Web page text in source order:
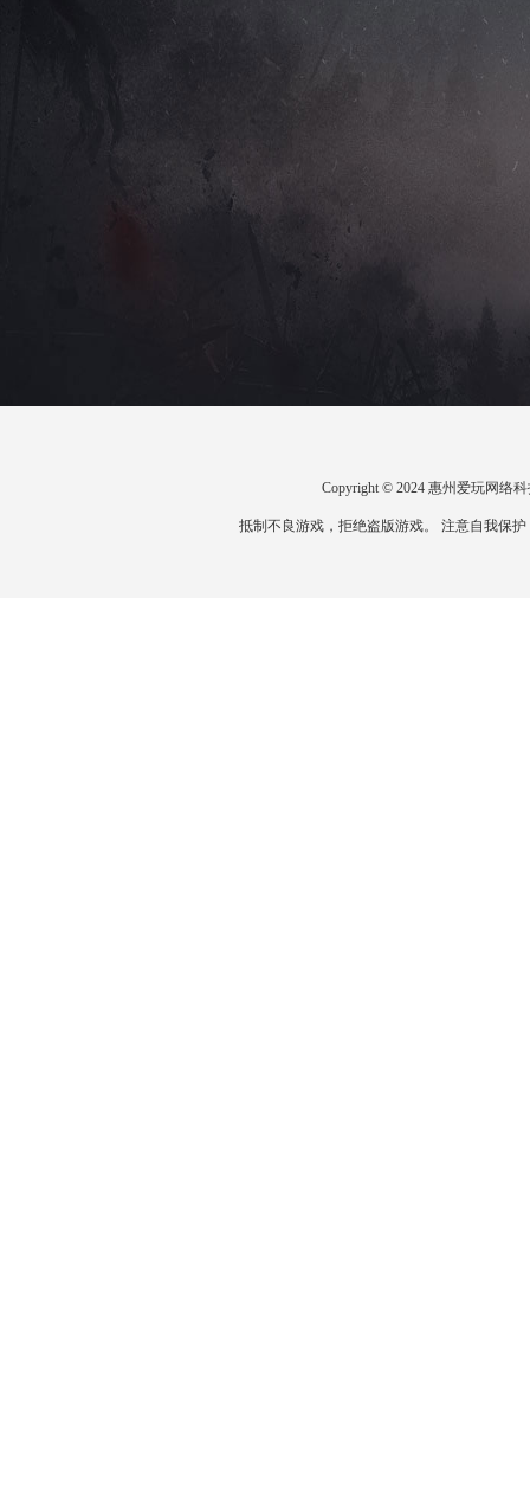
Copyright © 2024 惠州爱玩网络
抵制不良游戏，拒绝盗版游戏。 注意自我保